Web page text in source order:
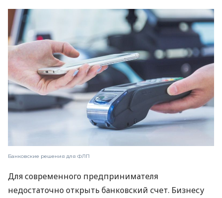
Банковские решения для ФЛП
Для современного предпринимателя
недостаточно открыть банковский счет. Бизнесу